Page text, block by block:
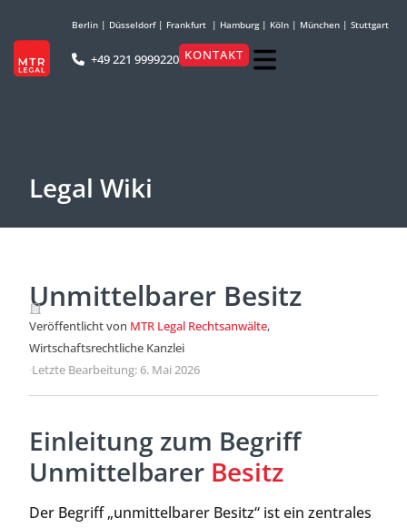
Berlin | Düsseldorf| Frankfurt | Hamburg| Köln | München | Stuttgart
+49 221 9999220 KONTAKT
Legal Wiki
Unmittelbarer Besitz
Veröffentlicht von MTR Legal Rechtsanwälte,
Wirtschaftsrechtliche Kanzlei
·Letzte Bearbeitung: 6. Mai 2026
Einleitung zum Begriff
Unmittelbarer Besitz
Der Begriff „unmittelbarer Besitz“ ist ein zentrales